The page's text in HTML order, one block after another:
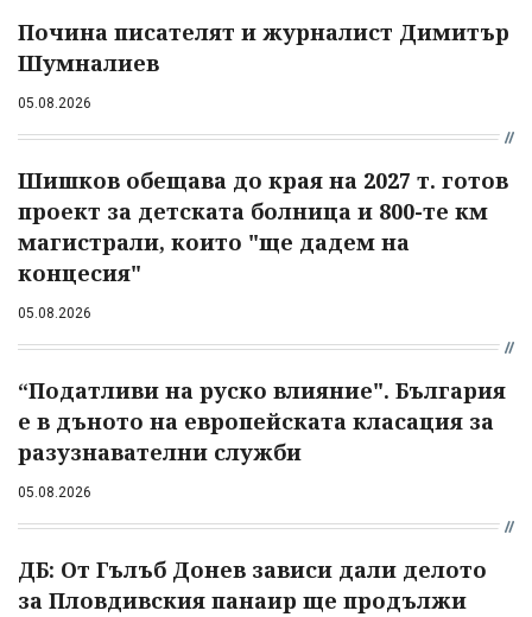
Почина писателят и журналист Димитър
Шумналиев
05.08.2026
Шишков обещава до края на 2027 т. готов
проект за детската болница и 800-те км
магистрали, които "ще дадем на
концесия"
05.08.2026
“Податливи на руско влияние". България
е в дъното на европейската класация за
разузнавателни служби
05.08.2026
ДБ: От Гълъб Донев зависи дали делото
за Пловдивския панаир ще продължи